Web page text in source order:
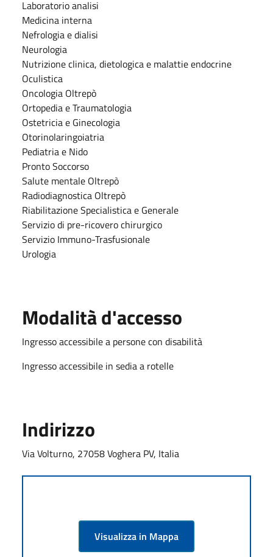
Laboratorio analisi
Medicina interna
Nefrologia e dialisi
Neurologia
Nutrizione clinica, dietologica e malattie endocrine
Oculistica
Oncologia Oltrepò
Ortopedia e Traumatologia
Ostetricia e Ginecologia
Otorinolaringoiatria
Pediatria e Nido
Pronto Soccorso
Salute mentale Oltrepò
Radiodiagnostica Oltrepò
Riabilitazione Specialistica e Generale
Servizio di pre-ricovero chirurgico
Servizio Immuno-Trasfusionale
Urologia
Modalità d'accesso
Ingresso accessibile a persone con disabilità
Ingresso accessibile in sedia a rotelle
Indirizzo
Via Volturno, 27058 Voghera PV, Italia
Visualizza in Mappa